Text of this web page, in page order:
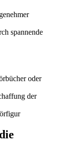
spannende
oder
der